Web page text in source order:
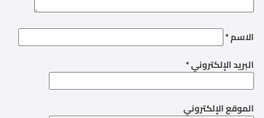
الاسم*
البريد الإلكتروني*
الموقع الإلكتروني